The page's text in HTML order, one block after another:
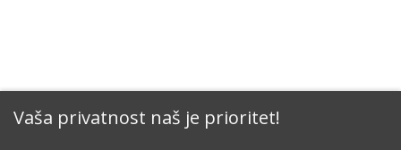
Vaša privatnost naš je prioritet!